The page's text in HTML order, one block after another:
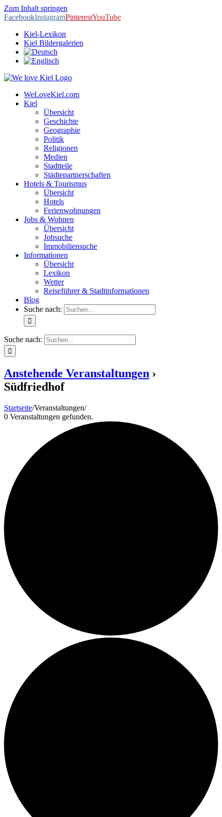
Zum Inhalt springen
FacebookInstagramPinterestYouTube
Kiel-Lexikon
Kiel Bildergalerien
WeLoveKiel.com
Kiel
Übersicht
Geschichte
Geographie
Politik
Religionen
Medien
Stadtteile
Städtepartnerschaften
Hotels & Tourismus
Übersicht
Hotels
Ferienwohnungen
Jobs & Wohnen
Übersicht
Jobsuche
Immobiliensuche
Informationen
Übersicht
Lexikon
Wetter
Reiseführer & Stadtinformationen
Blog
Suche nach:
Suche nach:
Anstehende Veranstaltungen ›
Südfriedhof
Startseite/Veranstaltungen/
0 Veranstaltungen gefunden.